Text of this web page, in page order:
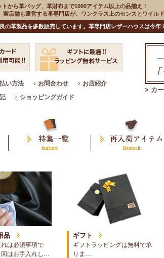
から革バッグ、革財布まで1000アイテム以上の品揃え！
店舗も運営する革専門店が、ワンクラス上のセンスとワイル
革製品を多数販売しています。革専門店レザーハウスは今年
い方法 お問合わせ
お店紹介
ショッピングガイド
> カ
品
は必須事項で
回はお手入れし…
ギフト
ギフトラッピングは無料で承
りま…